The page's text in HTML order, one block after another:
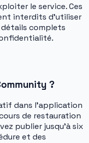
le service. Ces
interdits d'utiliser
complets
?
dans l’application
de restauration
publier jusqu’à six
et des